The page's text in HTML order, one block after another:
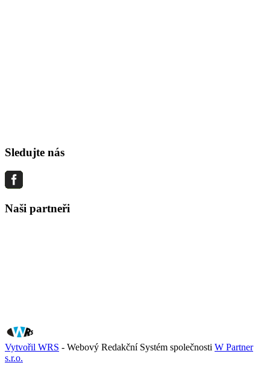
Sledujte nás
Naši partneři
Vytvořil WRS - Webový Redakční Systém společnosti W Partner
s.r.o.